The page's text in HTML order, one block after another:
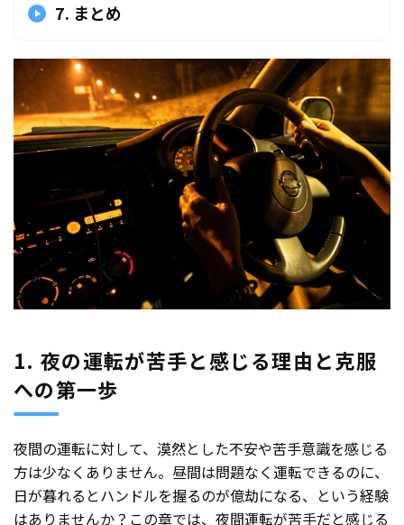
7. まとめ
1. 夜の運転が苦手と感じる理由と克服
への第一歩
夜間の運転に対して、漠然とした不安や苦手意識を感じる
方は少なくありません。昼間は問題なく運転できるのに、
日が暮れるとハンドルを握るのが億劫になる、という経験
はありませんか？この章では、夜間運転が苦手だと感じる